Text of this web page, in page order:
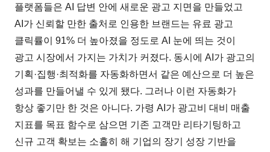
플랫폼들은 AI 답변 안에 새로운 광고 지면을 만들었고
AI가 신뢰할 만한 출처로 인용한 브랜드는 유료 광고
클릭률이 91% 더 높아졌을 정도로 AI 눈에 띄는 것이
광고 시장에서 가지는 가치가 커졌다. 동시에 AI가 광고의
기획·집행·최적화를 자동화하면서 같은 예산으로 더 높은
성과를 만들어낼 수 있게 됐다. 그러나 이런 자동화가
항상 좋기만 한 것은 아니다. 가령 AI가 광고비 대비 매출
지표를 목표 함수로 삼으면 기존 고객만 리타기팅하고
신규 고객 확보는 소홀히 해 기업의 장기 성장 기반을